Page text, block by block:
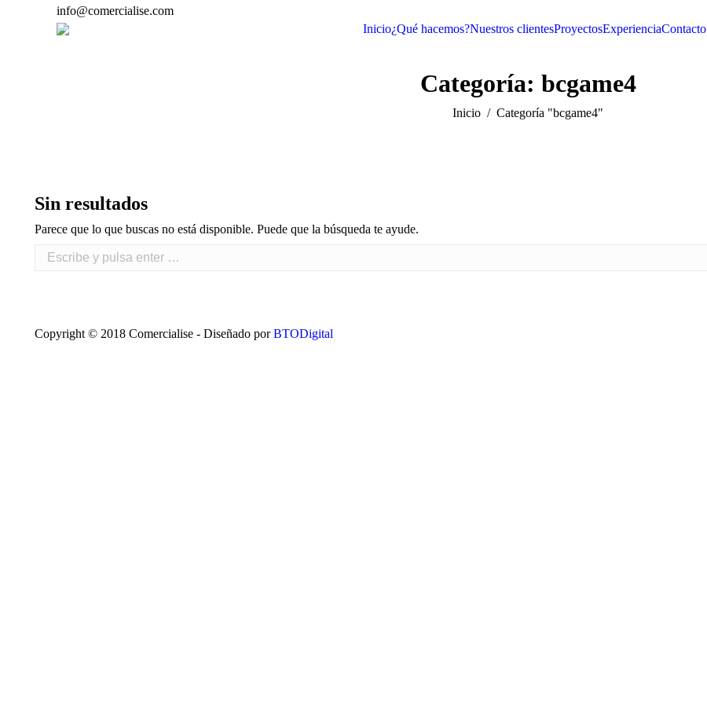
info@comercialise.com
Inicio¿Qué hacemos?Nuestros clientesProyectosExperienciaContacto
Categoría: bcgame4
Inicio Categoría "bcgame4"
Sin resultados
Parece que lo que buscas no está disponible. Puede que la búsqueda te ayude.
Copyright © 2018 Comercialise - Diseñado porBTODigital